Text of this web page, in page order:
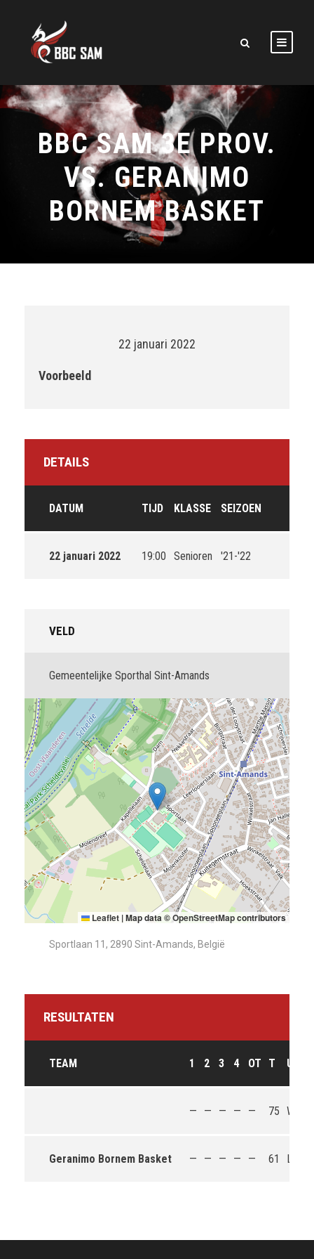
BBC SAM 3E PROV.
VS. GERANIMO
BORNEM BASKET
22 januari 2022
Voorbeeld
DETAILS
DATUM TIJD KLASSE SEIZOEN
22 januari 2022 19:00 Senioren '21-'22
VELD
Gemeentelijke Sporthal Sint-Amands
Leaflet |Map data ©OpenStreetMapcontributors
Sportlaan 11, 2890 Sint-Amands, België
RESULTATEN
TEAM 1 2 3 4 OT T
— — — — — 75 Win
Geranimo Bornem Basket — — — — — 61 Loss